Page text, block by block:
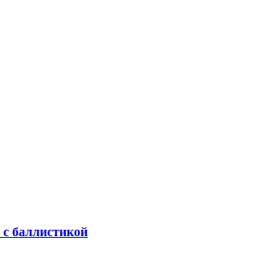
баллистикой